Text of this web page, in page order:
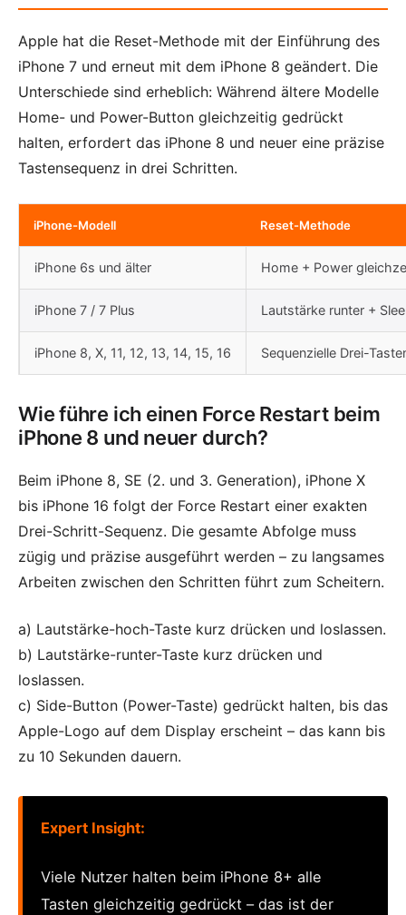
Apple hat die Reset-Methode mit der Einführung des
iPhone 7 und erneut mit dem iPhone 8 geändert. Die
Unterschiede sind erheblich: Während ältere Modelle
Home- und Power-Button gleichzeitig gedrückt
halten, erfordert das iPhone 8 und neuer eine präzise
Tastensequenz in drei Schritten.
iPhone-Modell Reset-Methode
iPhone 6s und älter Home + Power
iPhone 7 / 7 Plus Lautstärke runter +
iPhone 8, X, 11, 12, 13, 14, 15, 16 Sequenzielle Drei-
Wie führe ich einen Force Restart beim
iPhone 8 und neuer durch?
Beim iPhone 8, SE (2. und 3. Generation), iPhone X
bis iPhone 16 folgt der Force Restart einer exakten
Drei-Schritt-Sequenz. Die gesamte Abfolge muss
zügig und präzise ausgeführt werden – zu langsames
Arbeiten zwischen den Schritten führt zum Scheitern.
a) Lautstärke-hoch-Taste kurz drücken und loslassen.
b) Lautstärke-runter-Taste kurz drücken und
loslassen.
c) Side-Button (Power-Taste) gedrückt halten, bis das
Apple-Logo auf dem Display erscheint – das kann bis
zu 10 Sekunden dauern.
Expert Insight:
Viele Nutzer halten beim iPhone 8+ alle
Tasten gleichzeitig gedrückt – das ist der